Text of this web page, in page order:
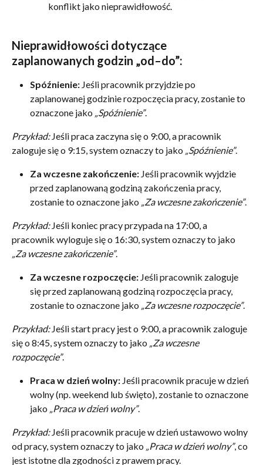
konflikt jako nieprawidłowość.
Nieprawidłowości dotyczące
zaplanowanych godzin „od–do”:
Spóźnienie: Jeśli pracownik przyjdzie po
zaplanowanej godzinie rozpoczęcia pracy, zostanie to
oznaczone jako „Spóźnienie”.
Przykład: Jeśli praca zaczyna się o 9:00, a pracownik
zaloguje się o 9:15, system oznaczy to jako „Spóźnienie”.
Za wczesne zakończenie: Jeśli pracownik wyjdzie
przed zaplanowaną godziną zakończenia pracy,
zostanie to oznaczone jako „Za wczesne zakończenie”.
Przykład: Jeśli koniec pracy przypada na 17:00, a
pracownik wyloguje się o 16:30, system oznaczy to jako
„Za wczesne zakończenie”.
Za wczesne rozpoczęcie: Jeśli pracownik zaloguje
się przed zaplanowaną godziną rozpoczęcia pracy,
zostanie to oznaczone jako „Za wczesne rozpoczęcie”.
Przykład: Jeśli start pracy jest o 9:00, a pracownik zaloguje
się o 8:45, system oznaczy to jako „Za wczesne
rozpoczęcie”.
Praca w dzień wolny: Jeśli pracownik pracuje w dzień
wolny (np. weekend lub święto), zostanie to oznaczone
jako „Praca w dzień wolny”.
Przykład: Jeśli pracownik pracuje w dzień ustawowo wolny
od pracy, system oznaczy to jako „Praca w dzień wolny”, co
jest istotne dla zgodności z prawem pracy.